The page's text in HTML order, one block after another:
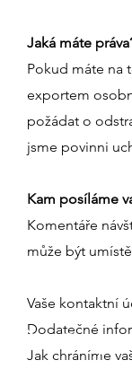
Jaká máte
Pokud máte na
exportem
požádat o
jsme povinni
Kam posíláme
Komentáře
může být
Vaše kontaktní
Dodatečné
Jak chráníme